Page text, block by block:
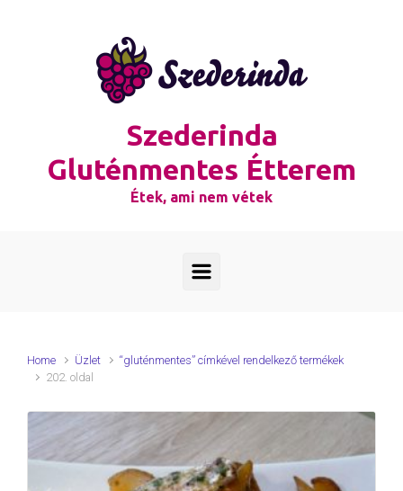
Szederinda
Gluténmentes Étterem
Étek, ami nem vétek
Home Üzlet
“gluténmentes” címkével rendelkező termékek
202. oldal